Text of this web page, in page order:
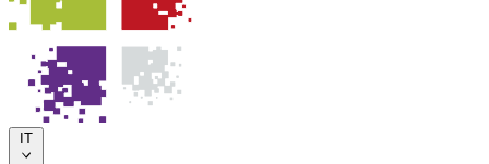
IT